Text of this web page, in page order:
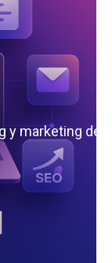
y marketing de